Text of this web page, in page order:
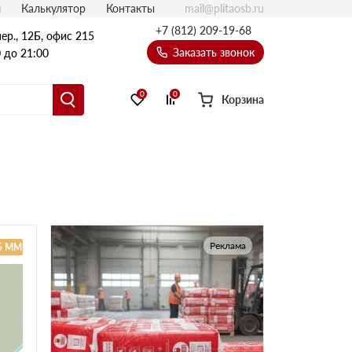
12Б, офис 215
до 21:00
+7 (812) 209-19-68
Заказать звонок
0 0 Корзина
Калькулятор Контакты mail@plitaosb.ru
ММ Реклама